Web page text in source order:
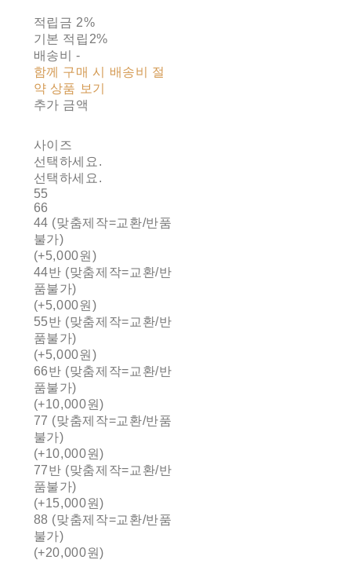
적립금 2%
기본 적립 2%
배송비-
함께 구매 시 배송비 절
약 상품 보기
추가 금액
사이즈
선택하세요.
선택하세요.
55
66
44 (맞춤제작=교환/반품
불가)
(+5,000원)
44반 (맞춤제작=교환/반
품불가)
(+5,000원)
55반 (맞춤제작=교환/반
품불가)
(+5,000원)
66반 (맞춤제작=교환/반
품불가)
(+10,000원)
77 (맞춤제작=교환/반품
불가)
(+10,000원)
77반 (맞춤제작=교환/반
품불가)
(+15,000원)
88 (맞춤제작=교환/반품
불가)
(+20,000원)